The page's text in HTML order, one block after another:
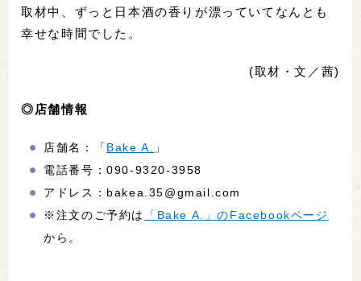
取材中、ずっと日本酒の香りが漂っていてなんとも
幸せな時間でした。
(取材・文／茜)
◎店舗情報
店舗名：「 Bake A.
」
電話番号：090-9320-3958
アドレス：bakea.35@gmail.com
※注文のご予約は
「Bake A.」のFacebookページ
から。